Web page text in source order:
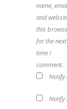
name,
and
this
for the next
time I
comment.
Notify
Notify